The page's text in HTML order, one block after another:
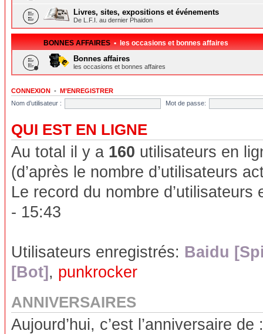
Livres, sites, expositions et événements
De L.F.I. au dernier Phaidon
BONNES AFFAIRES • les occasions et bonnes affaires
Bonnes affaires
les occasions et bonnes affaires
CONNEXION • M’ENREGISTRER
Nom d’utilisateur :
Mot de passe:
QUI EST EN LIGNE
Au total il y a 160 utilisateurs en
(d’après le nombre d’utilisateurs
Le record du nombre
- 15:43
Utilisateurs enregistrés: Baidu
[Bot] , punkrocker
ANNIVERSAIRES
Aujourd’hui, c’est l’anniversaire de